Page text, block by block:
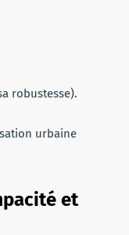
robustesse).
urbaine
et